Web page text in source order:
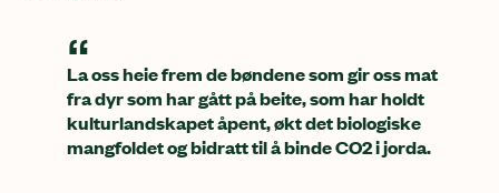
La oss heie frem de bøndene som gir oss mat
fra dyr som har gått på beite, som har holdt
kulturlandskapet åpent, økt det biologiske
mangfoldet og bidratt til å binde CO2 i jorda.